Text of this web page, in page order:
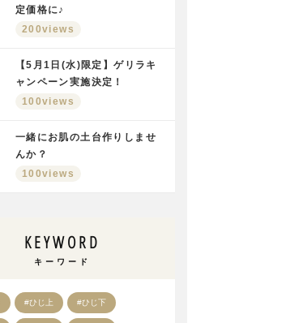
定価格に♪
200views
【5月1日(水)限定】ゲリラキ
ャンペーン実施決定！
100views
一緒にお肌の土台作りしませ
んか？
100views
KEYWORD
キーワード
#ひじ上 #ひじ下